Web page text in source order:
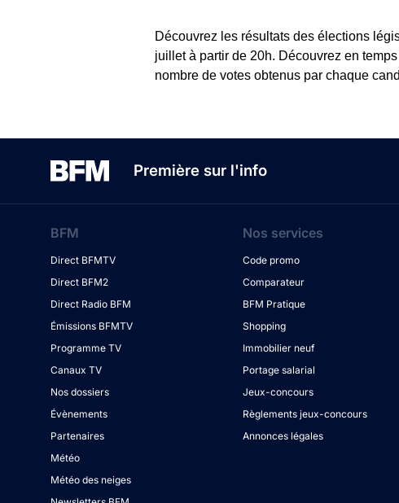
Découvrez les résultats des élections
juillet à partir de 20h. Découvrez en
nombre de votes obtenus par chaque
Première sur l'info
BFM
Direct BFMTV
Direct BFM2
Direct Radio BFM
Émissions BFMTV
Programme TV
Canaux TV
Nos dossiers
Évènements
Partenaires
Météo
Météo des neiges
Nos services
Code promo
Comparateur
BFM Pratique
Shopping
Immobilier neuf
Portage salarial
Jeux-concours
Règlements jeux-concours
Annonces légales